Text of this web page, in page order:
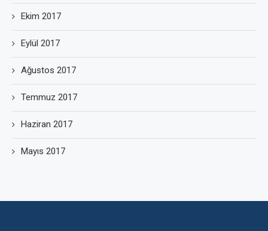
Ekim 2017
Eylül 2017
Ağustos 2017
Temmuz 2017
Haziran 2017
Mayıs 2017